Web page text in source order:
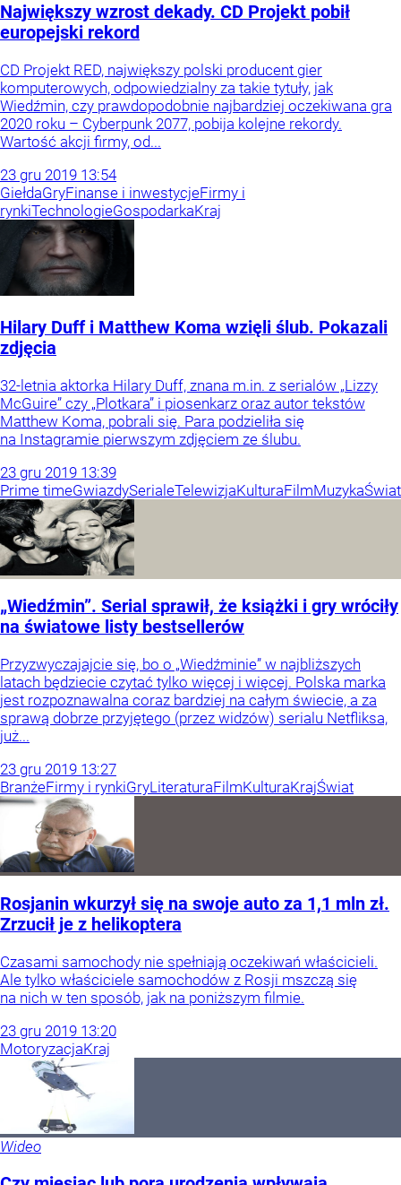
Największy wzrost dekady. CD Projekt pobił
europejski rekord
CD Projekt RED, największy polski producent gier
komputerowych, odpowiedzialny za takie tytuły, jak
Wiedźmin, czy prawdopodobnie najbardziej oczekiwana gra
2020 roku – Cyberpunk 2077, pobija kolejne rekordy.
Wartość akcji firmy, od...
23 gru 2019 13:54
GiełdaGryFinanse i inwestycjeFirmy i
rynkiTechnologieGospodarkaKraj
Hilary Duff i Matthew Koma wzięli ślub. Pokazali
zdjęcia
32-letnia aktorka Hilary Duff, znana m.in. z serialów „Lizzy
McGuire” czy „Plotkara” i piosenkarz oraz autor tekstów
Matthew Koma, pobrali się. Para podzieliła się
na Instagramie pierwszym zdjęciem ze ślubu.
23 gru 2019 13:39
Prime timeGwiazdySerialeTelewizjaKulturaFilmMuzykaŚwiat
„Wiedźmin”. Serial sprawił, że książki i gry wróciły
na światowe listy bestsellerów
Przyzwyczajajcie się, bo o „Wiedźminie” w najbliższych
latach będziecie czytać tylko więcej i więcej. Polska marka
jest rozpoznawalna coraz bardziej na całym świecie, a za
sprawą dobrze przyjętego (przez widzów) serialu Netfliksa,
już...
23 gru 2019 13:27
BranżeFirmy i rynkiGryLiteraturaFilmKulturaKrajŚwiat
Rosjanin wkurzył się na swoje auto za 1,1 mln zł.
Zrzucił je z helikoptera
Czasami samochody nie spełniają oczekiwań właścicieli.
Ale tylko właściciele samochodów z Rosji mszczą się
na nich w ten sposób, jak na poniższym filmie.
23 gru 2019 13:20
MotoryzacjaKraj
Wideo